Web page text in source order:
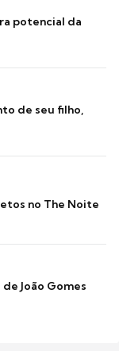
potencial da
de seu filho,
no The Noite
João Gomes